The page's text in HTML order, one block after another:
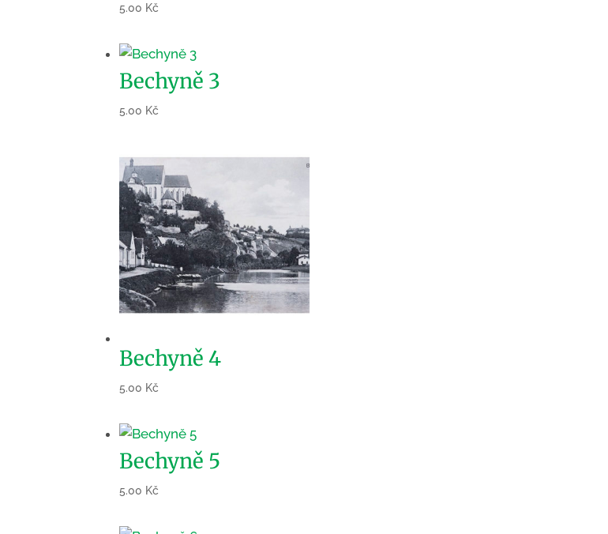
5.00 Kč
Bechyně 3
5.00 Kč
Bechyně 4
5.00 Kč
Bechyně 5
5.00 Kč